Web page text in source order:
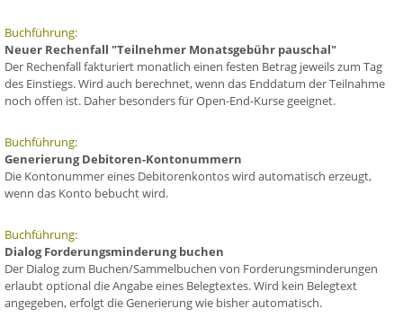
Buchführung:
Neuer Rechenfall "Teilnehmer Monatsgebühr pauschal"
Der Rechenfall fakturiert monatlich einen festen Betrag jeweils zum Tag
des Einstiegs. Wird auch berechnet, wenn das Enddatum der Teilnahme
noch offen ist. Daher besonders für Open-End-Kurse geeignet.
Buchführung:
Generierung Debitoren-Kontonummern
Die Kontonummer eines Debitorenkontos wird automatisch erzeugt,
wenn das Konto bebucht wird.
Buchführung:
Dialog Forderungsminderung buchen
Der Dialog zum Buchen/Sammelbuchen von Forderungsminderungen
erlaubt optional die Angabe eines Belegtextes. Wird kein Belegtext
angegeben, erfolgt die Generierung wie bisher automatisch.